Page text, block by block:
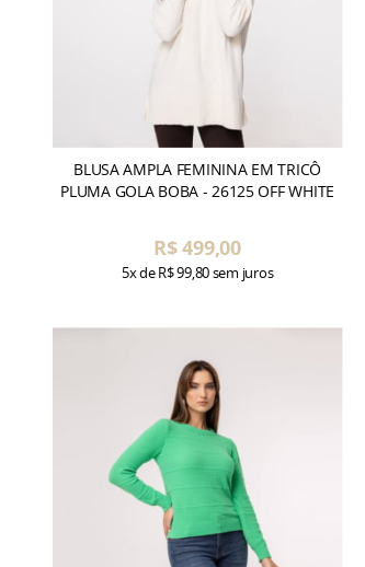
BLUSA AMPLA FEMININA EM TRICÔ
PLUMA GOLA BOBA - 26125 OFF WHITE
R$ 499,00
5xdeR$ 99,80sem juros